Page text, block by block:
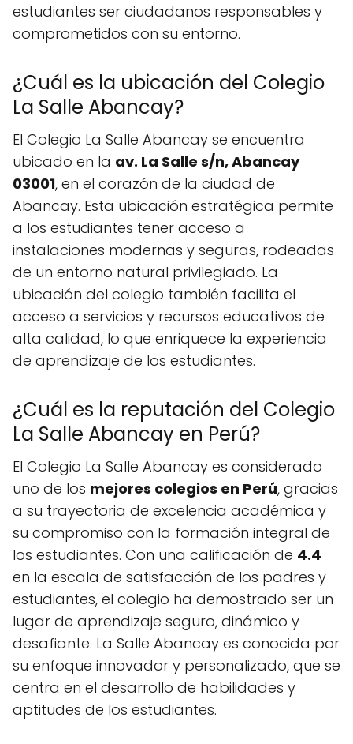
estudiantes ser ciudadanos responsables y
comprometidos con su entorno.
¿Cuál es la ubicación del Colegio
La Salle Abancay?
El Colegio La Salle Abancay se encuentra
ubicado en la av. La Salle s/n, Abancay
03001, en el corazón de la ciudad de
Abancay. Esta ubicación estratégica permite
a los estudiantes tener acceso a
instalaciones modernas y seguras, rodeadas
de un entorno natural privilegiado. La
ubicación del colegio también facilita el
acceso a servicios y recursos educativos de
alta calidad, lo que enriquece la experiencia
de aprendizaje de los estudiantes.
¿Cuál es la reputación del Colegio
La Salle Abancay en Perú?
El Colegio La Salle Abancay es considerado
uno de los mejores colegios en Perú, gracias
a su trayectoria de excelencia académica y
su compromiso con la formación integral de
los estudiantes. Con una calificación de 4.4
en la escala de satisfacción de los padres y
estudiantes, el colegio ha demostrado ser un
lugar de aprendizaje seguro, dinámico y
desafiante. La Salle Abancay es conocida por
su enfoque innovador y personalizado, que se
centra en el desarrollo de habilidades y
aptitudes de los estudiantes.